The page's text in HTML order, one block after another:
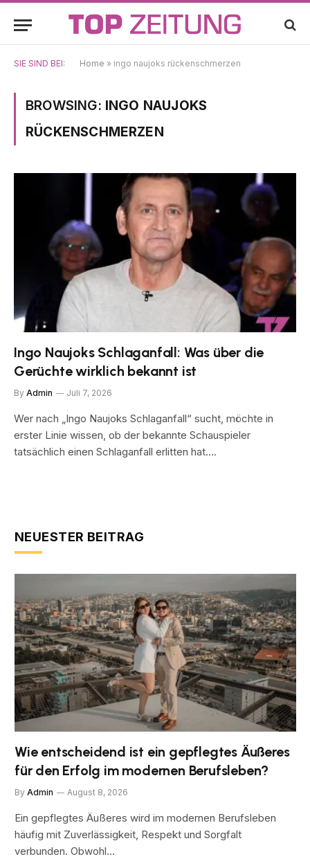
SIE SIND BEI: Home » ingo naujoks rückenschmerzen
BROWSING: INGO NAUJOKS
RÜCKENSCHMERZEN
Ingo Naujoks Schlaganfall: Was über die
Gerüchte wirklich bekannt ist
By Admin Juli 7, 2026
Wer nach „Ingo Naujoks Schlaganfall“ sucht, möchte in
erster Linie wissen, ob der bekannte Schauspieler
tatsächlich einen Schlaganfall erlitten hat.…
NEUESTER BEITRAG
Wie entscheidend ist ein gepflegtes Äußeres
für den Erfolg im modernen Berufsleben?
By Admin August 8, 2026
Ein gepflegtes Äußeres wird im modernen Berufsleben
häufig mit Zuverlässigkeit, Respekt und Sorgfalt
verbunden. Obwohl…